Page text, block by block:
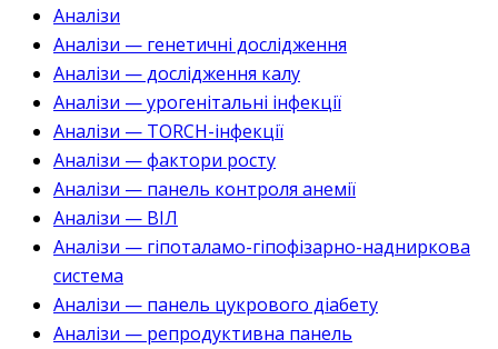
Аналізи
Аналізи — генетичні дослідження
Аналізи — дослідження калу
Аналізи — урогенітальні інфекції
Аналізи — TORCH-інфекції
Аналізи — фактори росту
Аналізи — панель контроля анемії
Аналізи — ВІЛ
Аналізи — гіпоталамо-гіпофізарно-надниркова
система
Аналізи — панель цукрового діабету
Аналізи — репродуктивна панель